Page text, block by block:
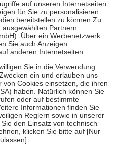
auch für Online-Apotheken.
beträgt die
sowie zehn Euro je
für ihre eigene Gesundheit zu
der Familie zu unterstützen,
vollendeten 18. Lebensjahr
Früherkennung, die von der